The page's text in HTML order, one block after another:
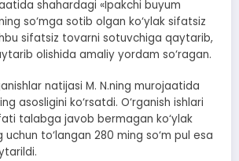
shahardagi «Ipakchi buyum
so‘mga sotib olgan ko‘ylak sifatsiz
sifatsiz tovarni sotuvchiga qaytarib,
olishida amaliy yordam so‘ragan.
natijasi M. N.ning murojaatida
asosligini ko‘rsatdi. O‘rganish ishlari
talabga javob bermagan ko‘ylak
to‘langan 280 ming so‘m pul esa